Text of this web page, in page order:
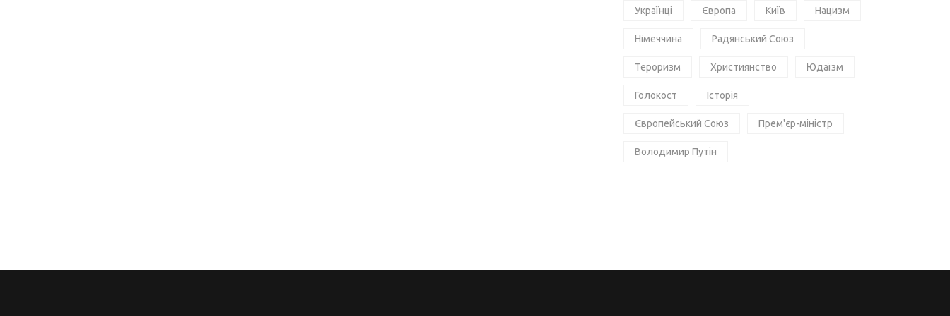
Українці Європа Київ Нацизм
Німеччина Радянський Союз
Тероризм Християнство Юдаїзм
Голокост Історія
Європейський Союз Прем'єр-міністр
Володимир Путін